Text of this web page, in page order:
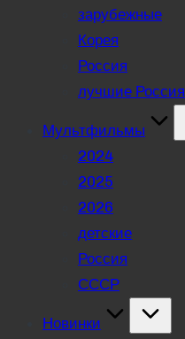
зарубежные
Корея
Россия
лучшие Россия
Мультфильмы
2024
2025
2026
детские
Россия
СССР
Новинки